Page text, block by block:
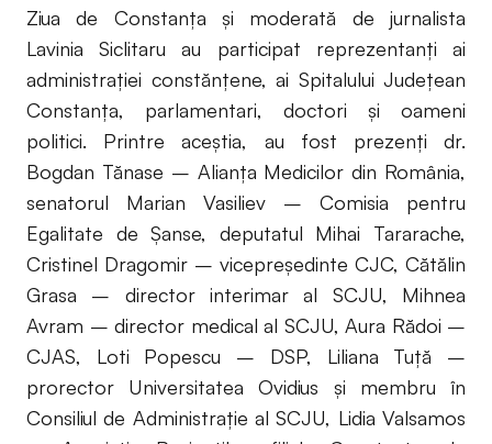
Ziua de Constanța și moderată de jurnalista
Lavinia Siclitaru au participat reprezentanți ai
administrației constănțene, ai Spitalului Județean
Constanța, parlamentari, doctori și oameni
politici. Printre aceștia, au fost prezenți dr.
Bogdan Tănase – Alianţa Medicilor din România,
senatorul Marian Vasiliev – Comisia pentru
Egalitate de Şanse, deputatul Mihai Tararache,
Cristinel Dragomir – vicepreşedinte CJC, Cătălin
Grasa – director interimar al SCJU, Mihnea
Avram – director medical al SCJU, Aura Rădoi –
CJAS, Loti Popescu – DSP, Liliana Tuţă –
prorector Universitatea Ovidius şi membru în
Consiliul de Administraţie al SCJU, Lidia Valsamos